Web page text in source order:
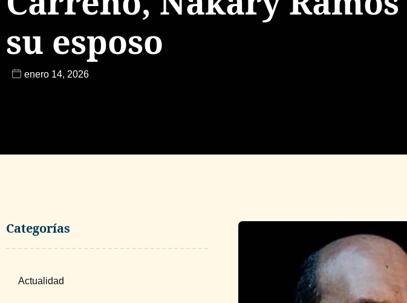
su esposo
enero 14, 2026
Categorías
Actualidad